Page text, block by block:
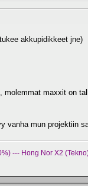
akkupidikkeet jne)
maxxit on
vanha mun projektiin
--- Hong Nor X2